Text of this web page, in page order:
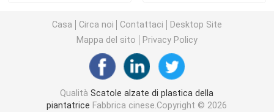
Pannelli isolanti di riscaldamento a pavimento
Vassoio del germoglio del seme
Piantina Tray Stand
Casa Circa noi Contattaci
Desktop Site
Mappa del sito
Privacy Policy
QualitàScatole alzate di plastica della
piantatrice Fabbrica cinese.Copyright © 2026